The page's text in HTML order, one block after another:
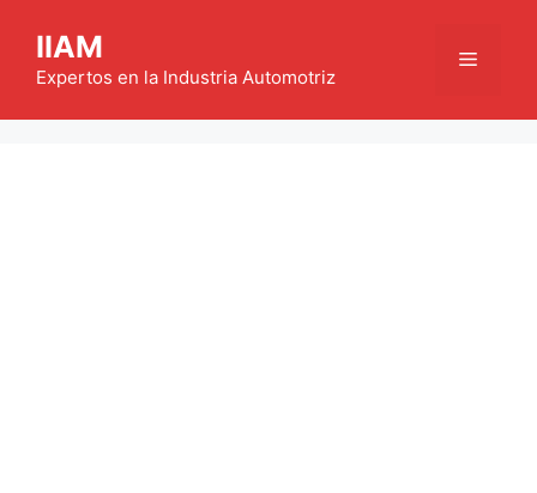
contenido
IIAM
Expertos en la Industria Automotriz
Menú